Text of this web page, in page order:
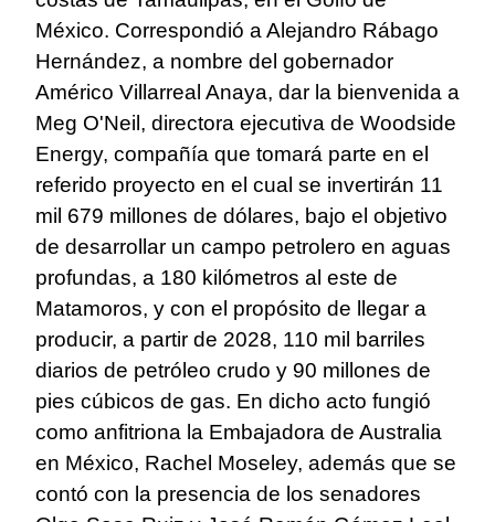
México. Correspondió a Alejandro Rábago
Hernández, a nombre del gobernador
Américo Villarreal Anaya, dar la bienvenida a
Meg O'Neil, directora ejecutiva de Woodside
Energy, compañía que tomará parte en el
referido proyecto en el cual se invertirán 11
mil 679 millones de dólares, bajo el objetivo
de desarrollar un campo petrolero en aguas
profundas, a 180 kilómetros al este de
Matamoros, y con el propósito de llegar a
producir, a partir de 2028, 110 mil barriles
diarios de petróleo crudo y 90 millones de
pies cúbicos de gas. En dicho acto fungió
como anfitriona la Embajadora de Australia
en México, Rachel Moseley, además que se
contó con la presencia de los senadores